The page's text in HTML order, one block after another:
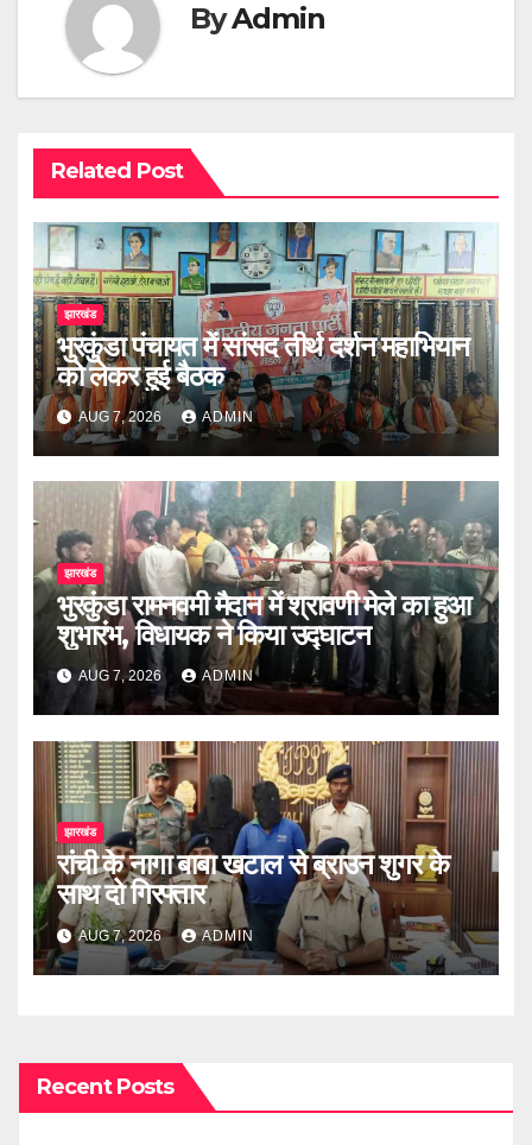
ByAdmin
Related Post
झारखंड
भुरकुंडा पंचायत में सांसद तीर्थ दर्शन महाभियान
को लेकर हुई बैठक
AUG 7, 2026 ADMIN
झारखंड
भुरकुंडा रामनवमी मैदान में श्रावणी मेले का हुआ
शुभारंभ, विधायक ने किया उद्घाटन
AUG 7, 2026 ADMIN
झारखंड
रांची के नागा बाबा खटाल से ब्राउन शुगर के
साथ दो गिरफ्तार
AUG 7, 2026 ADMIN
Recent Posts